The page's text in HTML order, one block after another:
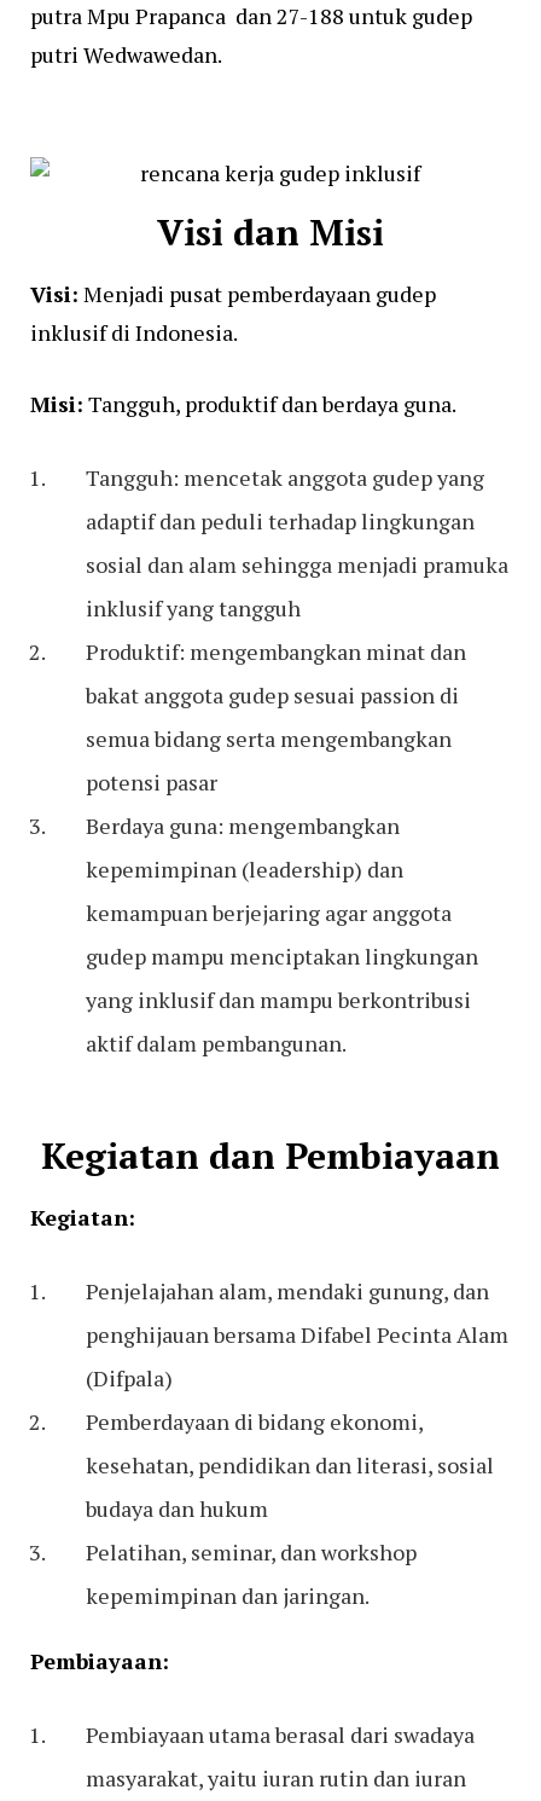
putra Mpu Prapanca dan 27-188 untuk gudep
putri Wedwawedan.
Visi dan Misi
Visi: Menjadi pusat pemberdayaan gudep
inklusif di Indonesia.
Misi: Tangguh, produktif dan berdaya guna.
Tangguh: mencetak anggota gudep yang
adaptif dan peduli terhadap lingkungan
sosial dan alam sehingga menjadi pramuka
inklusif yang tangguh
Produktif: mengembangkan minat dan
bakat anggota gudep sesuai passion di
semua bidang serta mengembangkan
potensi pasar
Berdaya guna: mengembangkan
kepemimpinan (leadership) dan
kemampuan berjejaring agar anggota
gudep mampu menciptakan lingkungan
yang inklusif dan mampu berkontribusi
aktif dalam pembangunan.
Kegiatan dan Pembiayaan
Kegiatan:
Penjelajahan alam, mendaki gunung, dan
penghijauan bersama Difabel Pecinta Alam
(Difpala)
Pemberdayaan di bidang ekonomi,
kesehatan, pendidikan dan literasi, sosial
budaya dan hukum
Pelatihan, seminar, dan workshop
kepemimpinan dan jaringan.
Pembiayaan:
Pembiayaan utama berasal dari swadaya
masyarakat, yaitu iuran rutin dan iuran